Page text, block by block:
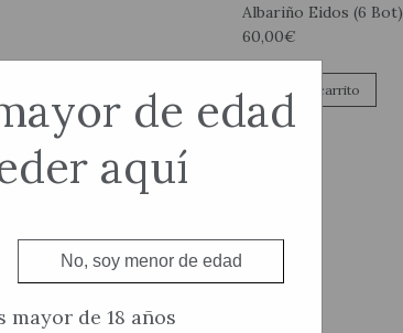
de edad
aquí
No, soy menor de edad
mayor de 18 años
Albariño Eidos (6 Bot)
60,00€
Añadir al carrito